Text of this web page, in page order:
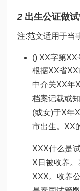
2 出生公证做
注:范文适用于当
() XX字第XX
根据XX省XX
中介关XX年
档案记载或
(或女)于X年
市出生。XX
XXX什么是
X日被收养。
XXX。收养